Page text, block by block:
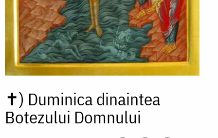
✝) Duminica dinaintea
Botezului Domnului